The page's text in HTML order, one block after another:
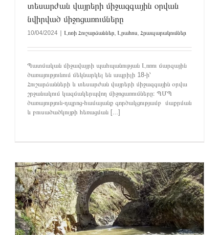
տեսարժան վայրերի միջազգային օրվան
նվիրված միջոցառումները
10/04/2024 Լոռի Հուշարձաններ, Լրահոս, Հրապարակումներ
Պատմական միջավայրի պահպանության Լոռու մարզային
ծառայությունում մեկնարկել են ապրիլի 18-ի՝
Հուշարձանների և տեսարժան վայրերի միջազգային օրվա
շրջանակում կազմակերպվող միջոցառումները։ ՊՄՊ
ծառայություն-դպրոց-համայանք գործակցությամբ մաքրման
և բուսածածկույթի հեռացման [...]